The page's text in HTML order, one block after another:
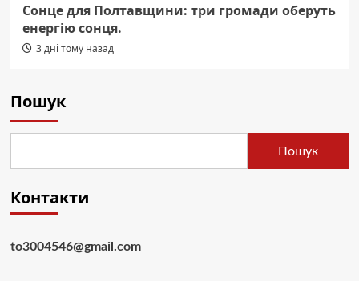
Сонце для Полтавщини: три громади оберуть
енергію сонця.
3 дні тому назад
Пошук
Пошук
Контакти
to3004546@gmail.com